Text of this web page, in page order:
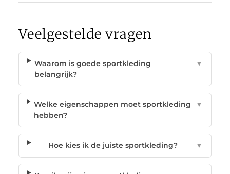
Veelgestelde vragen
Waarom is goede sportkleding
belangrijk?
▼
Welke eigenschappen moet sportkleding
hebben?
▼
Hoe kies ik de juiste sportkleding? ▼